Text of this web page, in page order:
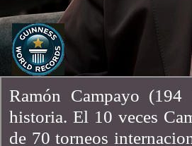
Ramón Campayo
historia. El 10 veces
de 70 torneos